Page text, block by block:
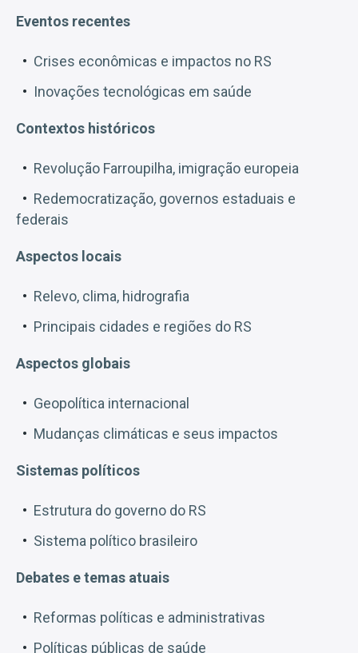
Eventos recentes
Crises econômicas e impactos no RS
Inovações tecnológicas em saúde
Contextos históricos
Revolução Farroupilha, imigração europeia
Redemocratização, governos estaduais e
federais
Aspectos locais
Relevo, clima, hidrografia
Principais cidades e regiões do RS
Aspectos globais
Geopolítica internacional
Mudanças climáticas e seus impactos
Sistemas políticos
Estrutura do governo do RS
Sistema político brasileiro
Debates e temas atuais
Reformas políticas e administrativas
Políticas públicas de saúde